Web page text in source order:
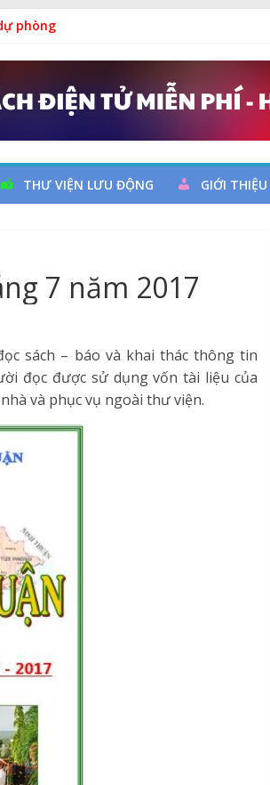
phòng
giao lưu và trao tặng sách cho thiếu nhi
Việt Nam (28/7/1929 – 28/7/2026)
THƯ VIỆN LƯU ĐỘNG GIỚI THIỆU
7 năm 2017
sách – báo và khai thác thông tin
đọc được sử dụng vốn tài liệu của
và phục vụ ngoài thư viện.